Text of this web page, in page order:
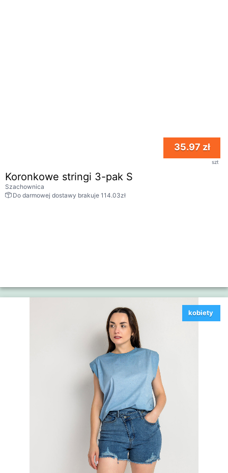
35.97 zł
szt
Koronkowe stringi 3-pak S
Szachownica
Do darmowej dostawy brakuje 114.03zł
kobiety